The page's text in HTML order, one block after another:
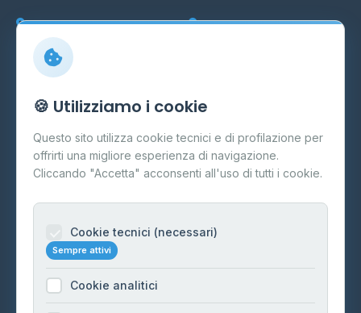
Marche Veneto
Info
Cos'è il GPL
FAQ
Contatti
Informazioni legali
Cookie Policy
🍪 Utilizziamo i cookie
Questo sito utilizza cookie tecnici e di profilazione per
offrirti una migliore esperienza di navigazione.
Cliccando "Accetta" acconsenti all'uso di tutti i cookie.
Cookie tecnici (necessari)
Sempre attivi
Cookie analitici